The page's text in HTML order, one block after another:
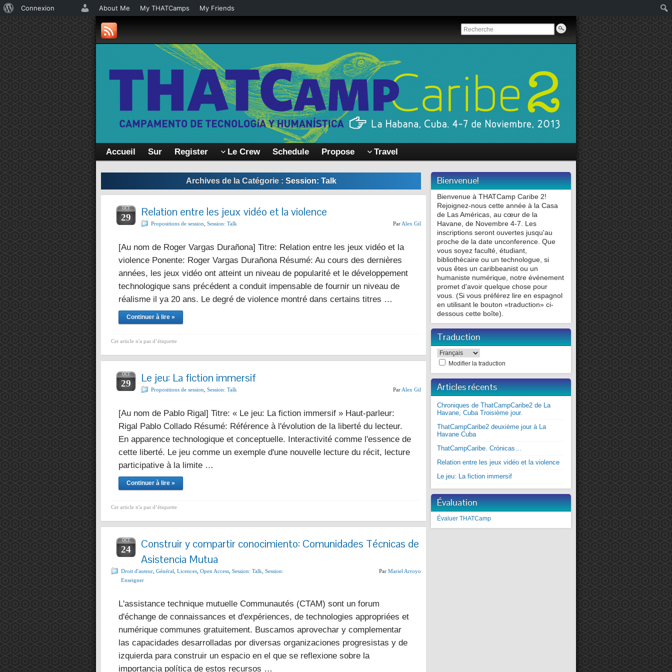
Accueil Sur Register Le Crew Schedule Propose Travel
Archives de la Catégorie : Session: Talk
OCT
29 Relation entre les jeux vidéo et la violence
Propositions de session Session: Talk Par Alex Gil
[Au nom de Roger Vargas Durañona] Titre: Relation entre les jeux vidéo et la
violence Ponente: Roger Vargas Durañona Résumé: Au cours des dernières
années, les jeux vidéo ont atteint un niveau de popularité et le développement
technologique sans précédent a conduit impensable de fournir un niveau de
réalisme il ya 20 ans. Le degré de violence montré dans certains titres …
Continuer à lire »
Cet article n'a pas d’étiquette
OCT
29 Le jeu: La fiction immersif
Propositions de session Session: Talk Par Alex Gil
[Au nom de Pablo Rigal] Titre: « Le jeu: La fiction immersif » Haut-parleur:
Rigal Pablo Collado Résumé: Référence à l'évolution de la liberté du lecteur.
En apparence technologique et conceptuelle. Interactivité comme l'essence de
cette liberté. Le jeu comme un exemple d'une nouvelle lecture du récit, lecture
participative à la limite …
Continuer à lire »
Cet article n'a pas d’étiquette
OCT
24
Construir y compartir conocimiento: Comunidades Técnicas de
Asistencia Mutua
Droit d'auteur Général Licences Open Access Session: Talk Session:
Enseigner
Par Mariel Arroyo
L'assistance technique mutuelle Communautés (CTAM) sont un forum
d'échange de connaissances et d'expériences, de technologies appropriées et
numérique communes gratuitement. Buscamos aprovechar y complementar
las capacidades desarrolladas por diversas organizaciones progresistas y de
izquierda para construir un espacio en el que se reflexione sobre la
importancia política de estos recursos …
Bienvenue!
Bienvenue à THATCamp Caribe 2!
Rejoignez-nous cette année à la Casa
de Las Américas, au cœur de la
Havane, de Novembre 4-7. Les
inscriptions seront ouvertes jusqu'au
proche de la date unconference. Que
vous soyez faculté, étudiant,
bibliothécaire ou un technologue, si
vous êtes un caribbeanist ou un
humaniste numérique, notre événement
promet d'avoir quelque chose pour
vous. (Si vous préférez lire en espagnol
en utilisant le bouton «traduction» ci-
dessous cette boîte).
Traduction
Modifier la traduction
Articles récents
Chroniques de ThatCampCaribe2 de La
Havane, Cuba Troisième jour.
ThatCampCaribe2 deuxième jour à La
Havane Cuba
ThatCampCaribe. Crónicas…
Relation entre les jeux vidéo et la violence
Le jeu: La fiction immersif
Évaluation
Évaluer THATCamp
propos
de
WordPress
Connexion About Me My THATCamps My Friends